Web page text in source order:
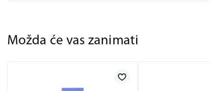
Možda će vas zanimati